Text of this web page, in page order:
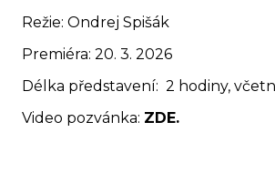
Režie: Ondrej Spišák
Premiéra: 20. 3. 2026
Délka představení: 2 hodiny,
Video pozvánka: ZDE.